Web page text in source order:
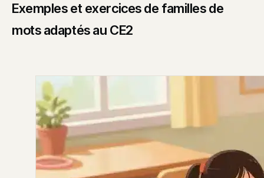
Exemples et exercices de familles de
mots adaptés au CE2